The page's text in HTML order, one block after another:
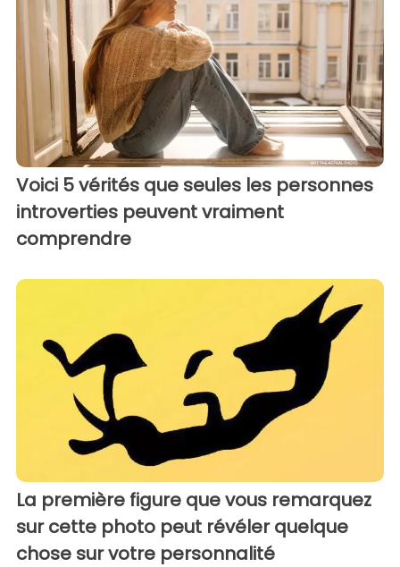
Voici 5 vérités que seules les personnes
introverties peuvent vraiment
comprendre
La première figure que vous remarquez
sur cette photo peut révéler quelque
chose sur votre personnalité